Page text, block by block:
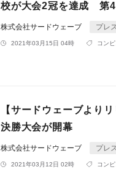
校が大会2冠を達成 第
株式会社サードウェーブ プレ
2021年03月15日 04時 コン
【サードウェーブより
決勝大会が開幕
株式会社サードウェーブ プレ
2021年03月12日 02時 コン